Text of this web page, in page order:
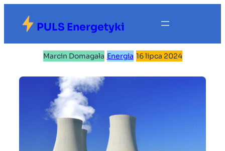
treści
PULS Energetyki
Marcin Domagała Energia 16 lipca 2024